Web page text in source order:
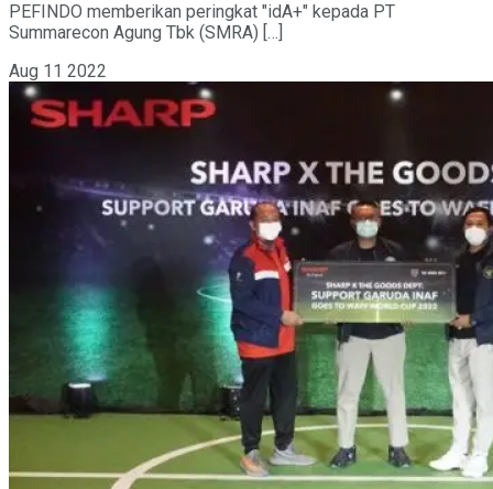
PEFINDO memberikan peringkat "idA+" kepada PT
Summarecon Agung Tbk (SMRA) […]
Aug 11 2022